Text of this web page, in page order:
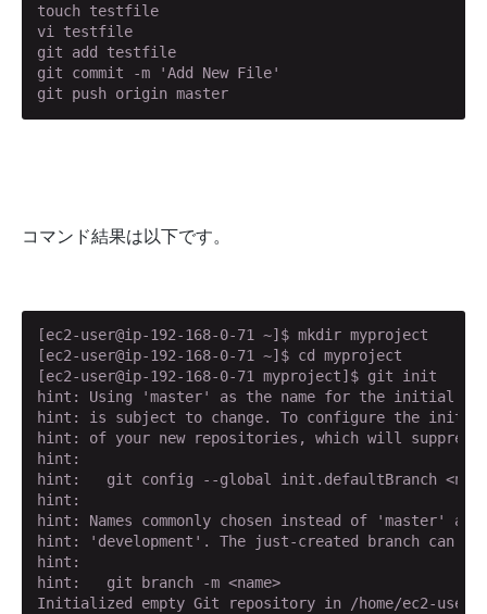
touch testfile
vi testfile
git add testfile
git commit -m 'Add New File'
git push origin master
コマンド結果は以下です。
[ec2-user@ip-192-168-0-71 ~]$ mkdir myproject
[ec2-user@ip-192-168-0-71 ~]$ cd myproject
[ec2-user@ip-192-168-0-71 myproject]$ git init
hint: Using 'master' as the name for the initial
hint: is subject to change. To configure the
hint: of your new repositories, which will
hint:
hint:   git config --global init.defaultBranch
hint:
hint: Names commonly chosen instead of 'master'
hint: 'development'. The just-created branch can be
hint:
hint:   git branch -m <name>
Initialized empty Git repository in /home/ec2-